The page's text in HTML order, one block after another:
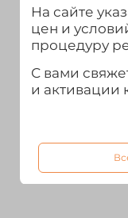
На сайте
цен и
процедуру
С вами
и активации